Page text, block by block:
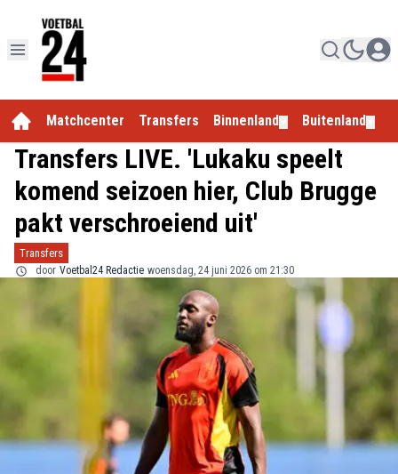
Matchcenter Transfers Binnenland Buitenland
Transfers LIVE. 'Lukaku speelt
komend seizoen hier, Club Brugge
pakt verschroeiend uit'
Transfers
door Voetbal24 Redactie woensdag, 24 juni 2026 om 21:30